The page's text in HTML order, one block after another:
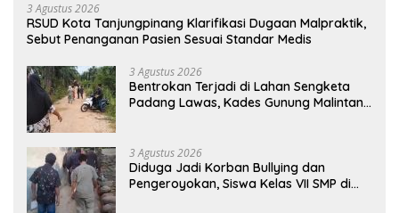
3 Agustus 2026
RSUD Kota Tanjungpinang Klarifikasi Dugaan Malpraktik,
Sebut Penanganan Pasien Sesuai Standar Medis
3 Agustus 2026
Bentrokan Terjadi di Lahan Sengketa
Padang Lawas, Kades Gunung Malintang
3 Agustus 2026
Diduga Jadi Korban Bullying dan
Pengeroyokan, Siswa Kelas VII SMP di